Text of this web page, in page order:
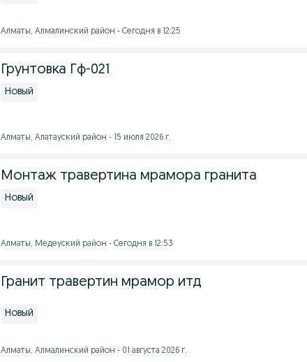
Алматы, Алмалинский район - Сегодня в 12:25
Грунтовка Гф-021
Новый
Алматы, Алатауский район - 15 июля 2026 г.
Монтаж травертина мрамора гранита
Новый
Алматы, Медеуский район - Сегодня в 12:53
Гранит травертин мрамор итд
Новый
Алматы, Алмалинский район - 01 августа 2026 г.